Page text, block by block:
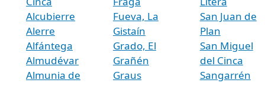
Alcubierre
Alerre
Alfántega
Almudévar
Almunia de
Fueva, La
Gistaín
Grado, El
Grañén
Graus
San Juan de
Plan
San Miguel
del Cinca
Sangarrén